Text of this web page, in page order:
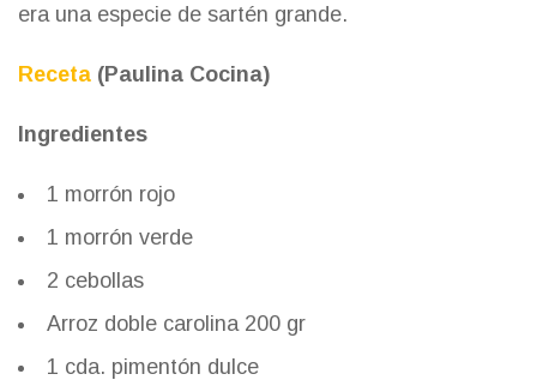
era una especie de sartén grande.
Receta (Paulina Cocina)
Ingredientes
1 morrón rojo
1 morrón verde
2 cebollas
Arroz doble carolina 200 gr
1 cda. pimentón dulce